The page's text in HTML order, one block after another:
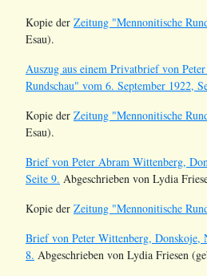
Kopie der Zeitung "Mennonitische
Esau).
Auszug aus einem Privatbrief von
Rundschau" vom 6. September 1922,
Kopie der Zeitung "Mennonitische
Esau).
Brief von Peter Abram Wittenberg,
Seite 9. Abgeschrieben von Lydia
Kopie der Zeitung "Mennonitische
Brief von Peter Wittenberg, Donskoje,
8. Abgeschrieben von Lydia Friesen